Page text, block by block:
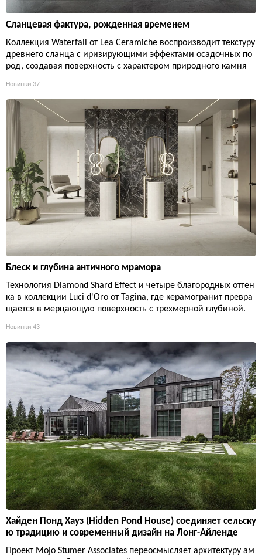
Сланцевая фактура, рожденная временем
Коллекция Waterfall от Lea Ceramiche воспроизводит текстуру
древнего сланца с иризирующими эффектами осадочных по
род, создавая поверхность с характером природного камня
Новинки 37
Блеск и глубина античного мрамора
Технология Diamond Shard Effect и четыре благородных оттен
ка в коллекции Luci d'Oro от Tagina, где керамогранит превра
щается в мерцающую поверхность с трехмерной глубиной.
Новинки 43
Хайден Понд Хауз (Hidden Pond House) соединяет сельску
ю традицию и современный дизайн на Лонг-Айленде
Проект Mojo Stumer Associates переосмысляет архитектуру ам